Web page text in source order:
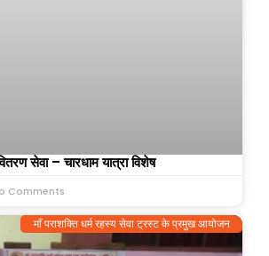
सेवा – चारधाम यात्रा विशेष
Comments
माँ पराशक्ति धर्म रहस्य सेवा ट्रस्ट के प्रमुख आयोजन